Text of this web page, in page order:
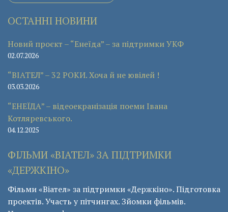
ОСТАННІ НОВИНИ
Новий проєкт – “Енеїда” – за підтримки УКФ
02.07.2026
“ВІАТЕЛ” – 32 РОКИ. Хоча й не ювілей !
03.03.2026
“ЕНЕЇДА” – відеоекранізація поеми Івана
Котляревського.
04.12.2025
ФІЛЬМИ «ВІАТЕЛ» ЗА ПІДТРИМКИ
«ДЕРЖКІНО»
Фільми «Віател» за підтримки «Держкіно». Підготовка
проектів. Участь у пітчингах. Зйомки фільмів.